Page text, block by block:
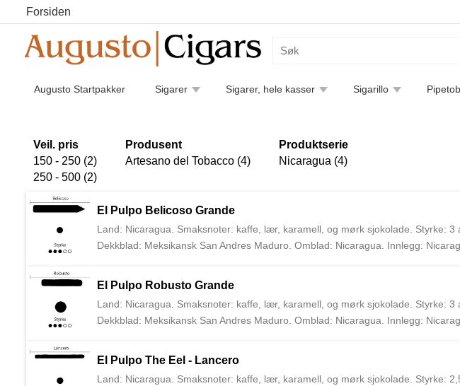
Forsiden
Augusto Startpakker Sigarer Sigarer, hele kasser Sigarillo
Veil. pris
150 - 250 (2)
250 - 500 (2)
Produsent
Artesano del Tobacco (4)
Produktserie
Nicaragua (4)
Land: Nicaragua. Smaksnoter: kaffe, lær, karamell, og mørk sjokolade. Styrke:
Dekkblad: Meksikansk San Andres Maduro. Omblad: Nicaragua. Innlegg:
sigarprodusenten A. J. Fernandez.
El Pulpo Belicoso Grande
Land: Nicaragua. Smaksnoter: kaffe, lær, karamell, og mørk sjokolade. Styrke:
Dekkblad: Meksikansk San Andres Maduro. Omblad: Nicaragua. Innlegg:
sigarprodusenten A. J. Fernandez.
El Pulpo Robusto Grande
Land: Nicaragua. Smaksnoter: kaffe, lær, karamell, og mørk sjokolade. Styrke:
El Pulpo The Eel - Lancero